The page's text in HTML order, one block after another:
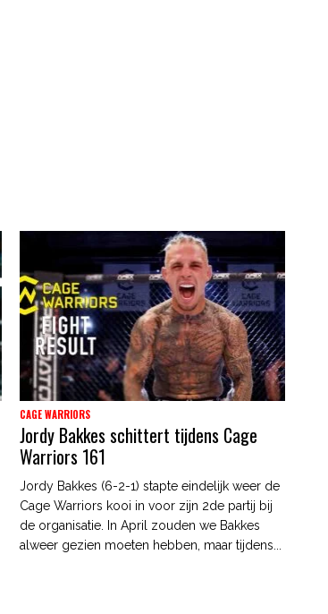
CAGE WARRIORS
Jordy Bakkes schittert tijdens Cage
Warriors 161
Jordy Bakkes (6-2-1) stapte eindelijk weer de
Cage Warriors kooi in voor zijn 2de partij bij
de organisatie. In April zouden we Bakkes
alweer gezien moeten hebben, maar tijdens...